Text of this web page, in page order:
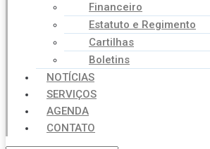
Financeiro
Estatuto e Regimento
Cartilhas
Boletins
NOTÍCIAS
SERVIÇOS
AGENDA
CONTATO